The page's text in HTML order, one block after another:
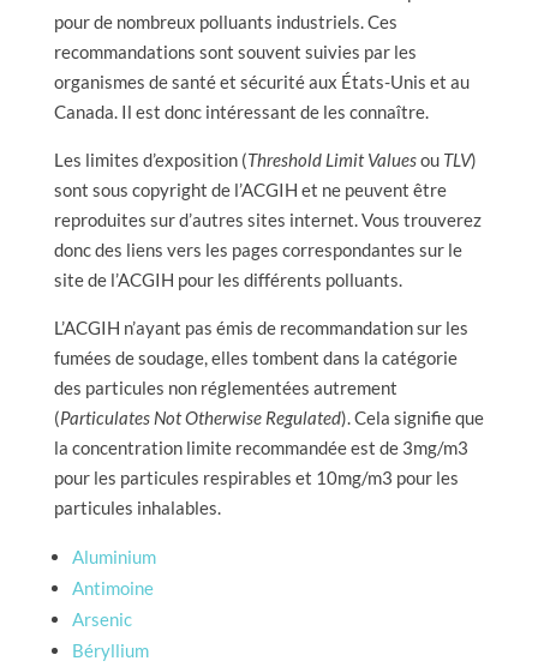
pour de nombreux polluants industriels. Ces
recommandations sont souvent suivies par les
organismes de santé et sécurité aux États-Unis et au
Canada. Il est donc intéressant de les connaître.
Les limites d’exposition (Threshold Limit Valuesou TLV)
sont sous copyright de l’ACGIH et ne peuvent être
reproduites sur d’autres sites internet. Vous trouverez
donc des liens vers les pages correspondantes sur le
site de l’ACGIH pour les différents polluants.
L’ACGIH n’ayant pas émis de recommandation sur les
fumées de soudage, elles tombent dans la catégorie
des particules non réglementées autrement
(Particulates Not Otherwise Regulated). Cela signifie que
la concentration limite recommandée est de 3mg/m3
pour les particules respirables et 10mg/m3 pour les
particules inhalables.
Aluminium
Antimoine
Arsenic
Béryllium